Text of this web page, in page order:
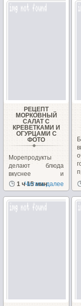
РЕЦЕПТ
МОРКОВНЫЙ
САЛАТ С
КРЕВЕТКАМИ И
ОГУРЦАМИ С
ФОТО
Морепродукты
делают блюда
вкуснее и
утончённее.
Попробуй!
1 ч 15 мин
Читать далее